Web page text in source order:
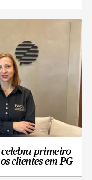
celebra primeiro
clientes em PG